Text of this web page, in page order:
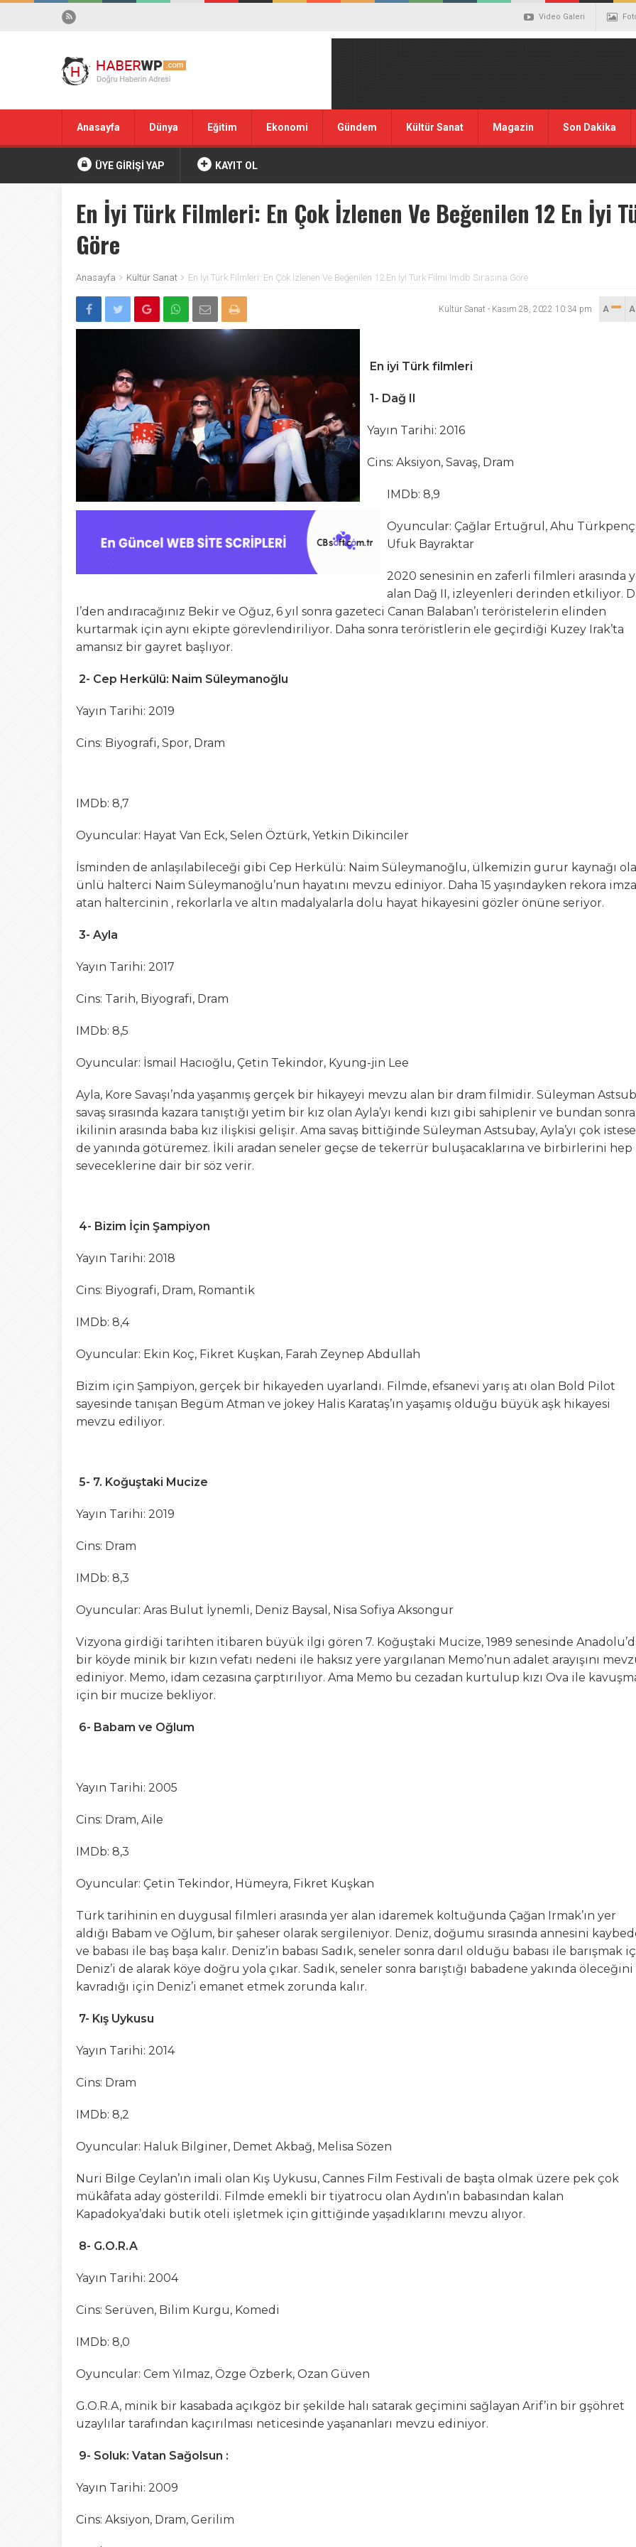
Video Galeri
Anasayfa Dünya Eğitim Ekonomi Gündem Kültür Sanat Magazin Son Dakika
ÜYE GİRİŞİ YAP KAYIT OL
En İyi Türk Filmleri: En Çok İzlenen Ve Beğenilen 12 En İyi
Göre
Anasayfa Kültür Sanat En İyi Türk Filmleri: En Çok İzlenen Ve Beğenilen 12 En İyi Türk Filmi İmdb Sırasına Göre
Kültür Sanat - Kasım 28, 2022 10:34 pm A
En iyi Türk filmleri
1- Dağ II
Yayın Tarihi: 2016
Cins: Aksiyon, Savaş, Dram
IMDb: 8,9
Oyuncular: Çağlar Ertuğrul, Ahu
Ufuk Bayraktar
2020 senesinin en zaferli filmleri arasında
alan Dağ II, izleyenleri derinden etkiliyor.
I’den andıracağınız Bekir ve Oğuz, 6 yıl sonra gazeteci Canan Balaban’ı teröristelerin elinden
kurtarmak için aynı ekipte görevlendiriliyor. Daha sonra teröristlerin ele geçirdiği Kuzey Irak’ta
amansız bir gayret başlıyor.
2- Cep Herkülü: Naim Süleymanoğlu
Yayın Tarihi: 2019
Cins: Biyografi, Spor, Dram
IMDb: 8,7
Oyuncular: Hayat Van Eck, Selen Öztürk, Yetkin Dikinciler
İsminden de anlaşılabileceği gibi Cep Herkülü: Naim Süleymanoğlu, ülkemizin gurur kaynağı
ünlü halterci Naim Süleymanoğlu’nun hayatını mevzu ediniyor. Daha 15 yaşındayken rekora imza
atan haltercinin , rekorlarla ve altın madalyalarla dolu hayat hikayesini gözler önüne seriyor.
3- Ayla
Yayın Tarihi: 2017
Cins: Tarih, Biyografi, Dram
IMDb: 8,5
Oyuncular: İsmail Hacıoğlu, Çetin Tekindor, Kyung-jin Lee
Ayla, Kore Savaşı’nda yaşanmış gerçek bir hikayeyi mevzu alan bir dram filmidir. Süleyman
savaş sırasında kazara tanıştığı yetim bir kız olan Ayla’yı kendi kızı gibi sahiplenir ve bundan sonra
ikilinin arasında baba kız ilişkisi gelişir. Ama savaş bittiğinde Süleyman Astsubay, Ayla’yı çok istese
de yanında götüremez. İkili aradan seneler geçse de tekerrür buluşacaklarına ve birbirlerini hep
seveceklerine dair bir söz verir.
4- Bizim İçin Şampiyon
Yayın Tarihi: 2018
Cins: Biyografi, Dram, Romantik
IMDb: 8,4
Oyuncular: Ekin Koç, Fikret Kuşkan, Farah Zeynep Abdullah
Bizim için Şampiyon, gerçek bir hikayeden uyarlandı. Filmde, efsanevi yarış atı olan Bold Pilot
sayesinde tanışan Begüm Atman ve jokey Halis Karataş’ın yaşamış olduğu büyük aşk hikayesi
mevzu ediliyor.
5- 7. Koğuştaki Mucize
Yayın Tarihi: 2019
Cins: Dram
IMDb: 8,3
Oyuncular: Aras Bulut İynemli, Deniz Baysal, Nisa Sofiya Aksongur
Vizyona girdiği tarihten itibaren büyük ilgi gören 7. Koğuştaki Mucize, 1989 senesinde
bir köyde minik bir kızın vefatı nedeni ile haksız yere yargılanan Memo’nun adalet arayışını
ediniyor. Memo, idam cezasına çarptırılıyor. Ama Memo bu cezadan kurtulup kızı Ova ile
için bir mucize bekliyor.
6- Babam ve Oğlum
Yayın Tarihi: 2005
Cins: Dram, Aile
IMDb: 8,3
Oyuncular: Çetin Tekindor, Hümeyra, Fikret Kuşkan
Türk tarihinin en duygusal filmleri arasında yer alan idaremek koltuğunda Çağan Irmak’ın yer
aldığı Babam ve Oğlum, bir şaheser olarak sergileniyor. Deniz, doğumu sırasında annesini
ve babası ile baş başa kalır. Deniz’in babası Sadık, seneler sonra darıl olduğu babası ile barışmak
Deniz’i de alarak köye doğru yola çıkar. Sadık, seneler sonra barıştığı babadene yakında öleceğini
kavradığı için Deniz’i emanet etmek zorunda kalır.
7- Kış Uykusu
Yayın Tarihi: 2014
Cins: Dram
IMDb: 8,2
Oyuncular: Haluk Bilginer, Demet Akbağ, Melisa Sözen
Nuri Bilge Ceylan’ın imali olan Kış Uykusu, Cannes Film Festivali de başta olmak üzere pek çok
mükâfata aday gösterildi. Filmde emekli bir tiyatrocu olan Aydın’ın babasından kalan
Kapadokya’daki butik oteli işletmek için gittiğinde yaşadıklarını mevzu alıyor.
8- G.O.R.A
Yayın Tarihi: 2004
Cins: Serüven, Bilim Kurgu, Komedi
IMDb: 8,0
Oyuncular: Cem Yılmaz, Özge Özberk, Ozan Güven
G.O.R.A, minik bir kasabada açıkgöz bir şekilde halı satarak geçimini sağlayan Arif’in bir gşöhret
uzaylılar tarafından kaçırılması neticesinde yaşananları mevzu ediniyor.
9- Soluk: Vatan Sağolsun :
Yayın Tarihi: 2009
Cins: Aksiyon, Dram, Gerilim